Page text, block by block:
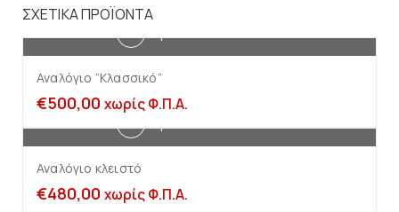
ΣΧΕΤΙΚΆ ΠΡΟΪΌΝΤΑ
Αναλόγιο “Κλασσικό”
€500,00 χωρίς Φ.Π.Α.
Αναλόγιο κλειστό
€480,00 χωρίς Φ.Π.Α.